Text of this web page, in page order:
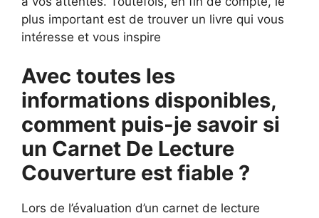
plus important est de trouver un livre qui vous
intéresse et vous inspire
Avec toutes les
informations disponibles,
comment puis-je savoir si
un Carnet De Lecture
Couverture est fiable ?
Lors de l’évaluation d’un carnet de lecture